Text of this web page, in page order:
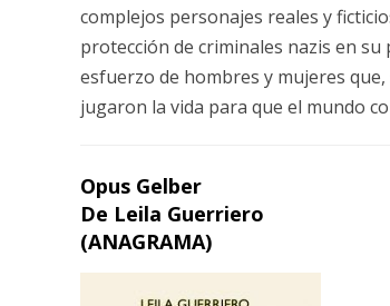
complejos personajes reales y
protección de criminales nazis en su
esfuerzo de hombres y mujeres
jugaron la vida para que el mundo
Opus Gelber
De Leila Guerriero
(ANAGRAMA)